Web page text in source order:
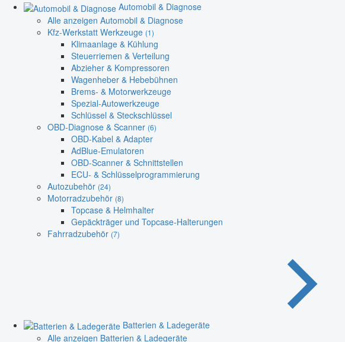
Automobil & Diagnose
Alle anzeigen Automobil & Diagnose
Kfz-Werkstatt Werkzeuge (1)
Klimaanlage & Kühlung
Steuerriemen & Verteilung
Abzieher & Kompressoren
Wagenheber & Hebebühnen
Brems- & Motorwerkzeuge
Spezial-Autowerkzeuge
Schlüssel & Steckschlüssel
OBD-Diagnose & Scanner (6)
OBD-Kabel & Adapter
AdBlue-Emulatoren
OBD-Scanner & Schnittstellen
ECU- & Schlüsselprogrammierung
Autozubehör (24)
Motorradzubehör (8)
Topcase & Helmhalter
Gepäckträger und Topcase-Halterungen
Fahrradzubehör (7)
Batterien & Ladegeräte
Alle anzeigen Batterien & Ladegeräte